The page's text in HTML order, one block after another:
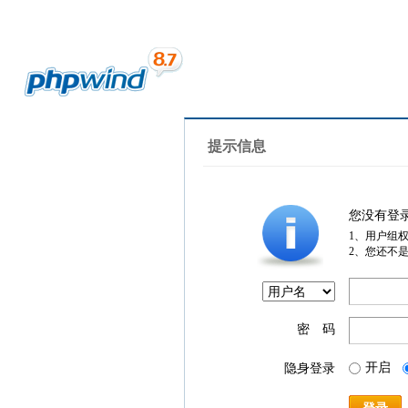
提示信息
您没有登
1、用户组
2、您还不
密 码
隐身登录 开启